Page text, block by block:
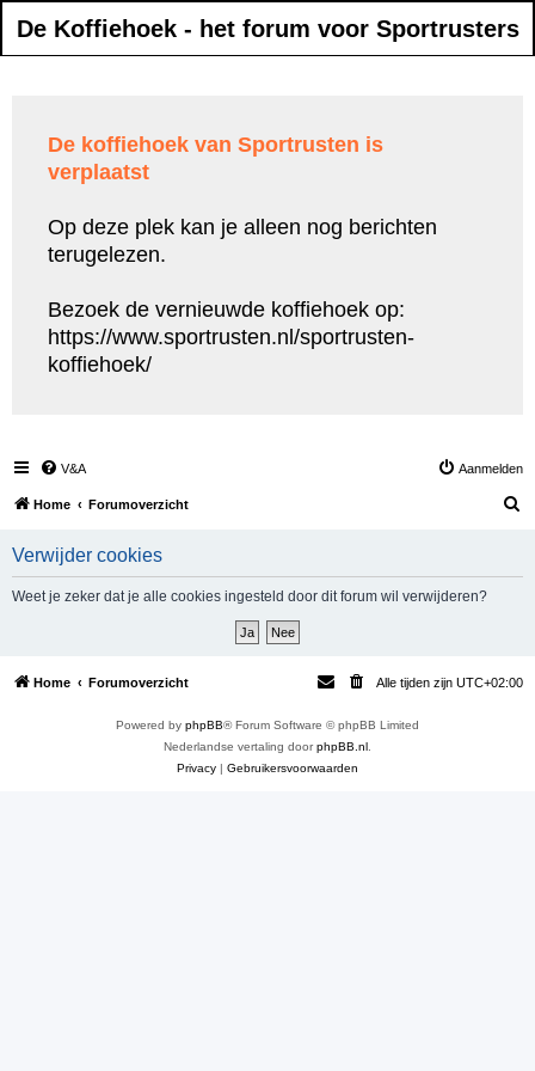
De Koffiehoek - het forum voor Sportrusters
De koffiehoek van Sportrusten is
verplaatst
Op deze plek kan je alleen nog berichten
terugelezen.
Bezoek de vernieuwde koffiehoek op:
https://www.sportrusten.nl/sportrusten-
koffiehoek/
V&A Aanmelden
Home Forumoverzicht
Verwijder cookies
Weet je zeker dat je alle cookies ingesteld door dit forum wil verwijderen?
Home Forumoverzicht Alle tijden zijn UTC+02:00
Powered by phpBB® Forum Software © phpBB Limited
Nederlandse vertaling doorphpBB.nl
Privacy | Gebruikersvoorwaarden